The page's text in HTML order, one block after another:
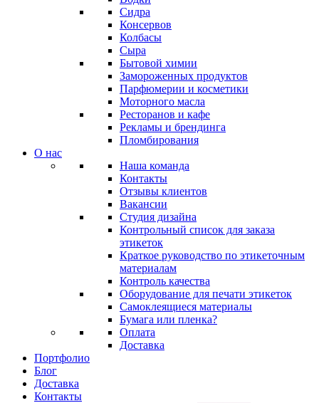
Сидра
Консервов
Колбасы
Сыра
Бытовой химии
Замороженных продуктов
Парфюмерии и косметики
Моторного масла
Ресторанов и кафе
Рекламы и брендинга
Пломбирования
О нас
Наша команда
Контакты
Отзывы клиентов
Вакансии
Студия дизайна
Контрольный список для заказа
этикеток
Краткое руководство по этикеточным
материалам
Контроль качества
Оборудование для печати этикеток
Самоклеящиеся материалы
Бумага или пленка?
Оплата
Доставка
Портфолио
Блог
Доставка
Контакты